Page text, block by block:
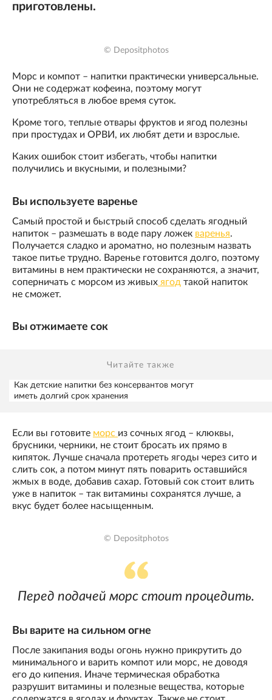
приготовлены.
© Depositphotos
Морс и компот – напитки практически универсальные.
Они не содержат кофеина, поэтому могут
употребляться в любое время суток.
Кроме того, теплые отвары фруктов и ягод полезны
при простудах и ОРВИ, их любят дети и взрослые.
Каких ошибок стоит избегать, чтобы напитки
получились и вкусными, и полезными?
Вы используете варенье
Самый простой и быстрый способ сделать ягодный
напиток – размешать в воде пару ложек варенья.
Получается сладко и ароматно, но полезным назвать
такое питье трудно. Варенье готовится долго, поэтому
витамины в нем практически не сохраняются, а значит,
соперничать с морсом из живых ягод такой напиток
не сможет.
Вы отжимаете сок
Читайте также
Как детские напитки без консервантов могут
иметь долгий срок хранения
Если вы готовите морс из сочных ягод – клюквы,
брусники, черники, не стоит бросать их прямо в
кипяток. Лучше сначала протереть ягоды через сито и
слить сок, а потом минут пять поварить оставшийся
жмых в воде, добавив сахар. Готовый сок стоит влить
уже в напиток – так витамины сохранятся лучше, а
вкус будет более насыщенным.
© Depositphotos
Перед подачей морс стоит процедить.
Вы варите на сильном огне
После закипания воды огонь нужно прикрутить до
минимального и варить компот или морс, не доводя
его до кипения. Иначе термическая обработка
разрушит витамины и полезные вещества, которые